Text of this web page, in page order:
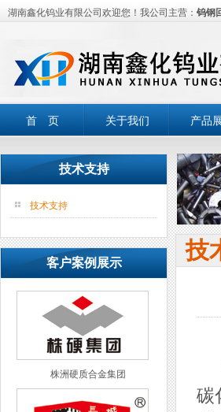
湖南鑫化钨业有限公司欢迎您！我公司主营： 钨钢
首 页 关于我们 产品
技术支持
技术支持
客户案例展示
株洲硬质合金集团
技
碳